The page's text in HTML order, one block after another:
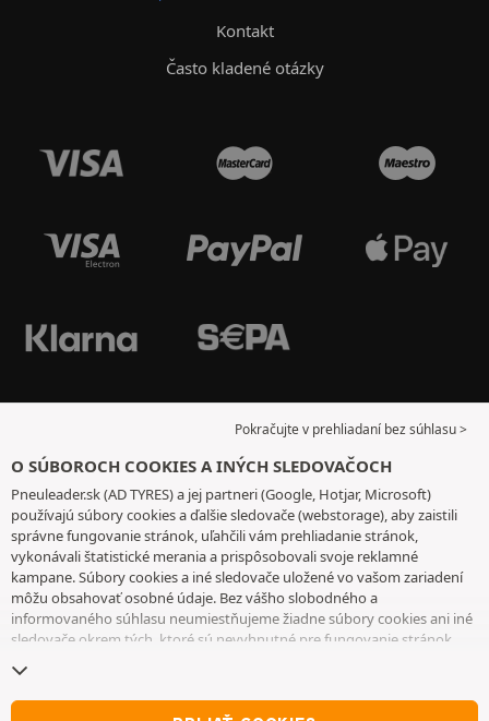
Kontakt
Často kladené otázky
Pokračujte v prehliadaní bez súhlasu >
O SÚBOROCH COOKIES A INÝCH SLEDOVAČOCH
Pneuleader.sk (AD TYRES) a jej partneri (Google, Hotjar, Microsoft)
používajú súbory cookies a ďalšie sledovače (webstorage), aby zaistili
správne fungovanie stránok, uľahčili vám prehliadanie stránok,
vykonávali štatistické merania a prispôsobovali svoje reklamné
kampane. Súbory cookies a iné sledovače uložené vo vašom zariadení
môžu obsahovať osobné údaje. Bez vášho slobodného a
informovaného súhlasu neumiestňujeme žiadne súbory cookies ani iné
sledovače okrem tých, ktoré sú nevyhnutné pre fungovanie stránok.
odvolať tak, že prejdete na
rozhodnúť pokračovať v prehliadaní bez súhlasu s ukladaním súborov